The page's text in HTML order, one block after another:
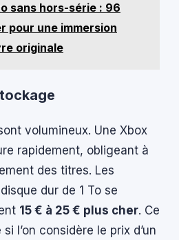
sans hors-série : 96
pour une immersion
originale
volumineux. Une Xbox
rapidement, obligeant à
des titres. Les
dur de 1 To se
15 € à 25 € plus cher. Ce
l’on considère le prix d’un